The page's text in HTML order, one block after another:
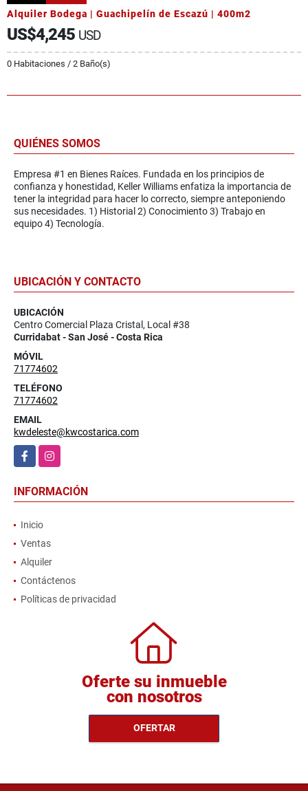
Alquiler Bodega | Guachipelín de Escazú | 400m2
US$4,245 USD
0 Habitaciones / 2 Baño(s)
QUIÉNES SOMOS
Empresa #1 en Bienes Raíces. Fundada en los principios de
confianza y honestidad, Keller Williams enfatiza la importancia de
tener la integridad para hacer lo correcto, siempre anteponiendo
sus necesidades. 1) Historial 2) Conocimiento 3) Trabajo en
equipo 4) Tecnología.
UBICACIÓN Y CONTACTO
UBICACIÓN
Centro Comercial Plaza Cristal, Local #38
Curridabat - San José - Costa Rica
MÓVIL
71774602
TELÉFONO
71774602
EMAIL
kwdeleste@kwcostarica.com
FacebookInstagram
INFORMACIÓN
Inicio
Ventas
Alquiler
Contáctenos
Políticas de privacidad
Oferte su inmueble
con nosotros
OFERTAR